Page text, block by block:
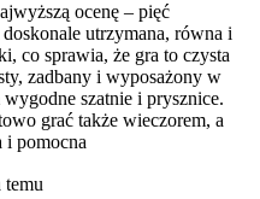
ocenę – pięć
utrzymana, równa i
co sprawia, że gra to czysta
zadbany i wyposażony w
szatnie i prysznice.
grać także wieczorem, a
i pomocna
temu